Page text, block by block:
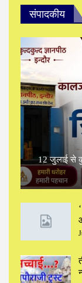
संपादकीय
12 जुलाई से